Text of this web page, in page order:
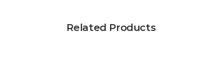
Related Products